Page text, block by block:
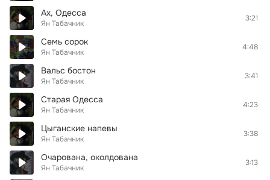
Ах, Одесса
Ян Табачник
3:21
Семь сорок
Ян Табачник
4:48
Вальс бостон
Ян Табачник
3:41
Старая Одесса
Ян Табачник
4:23
Цыганские напевы
Ян Табачник
3:38
Очарована, околдована
Ян Табачник
3:13